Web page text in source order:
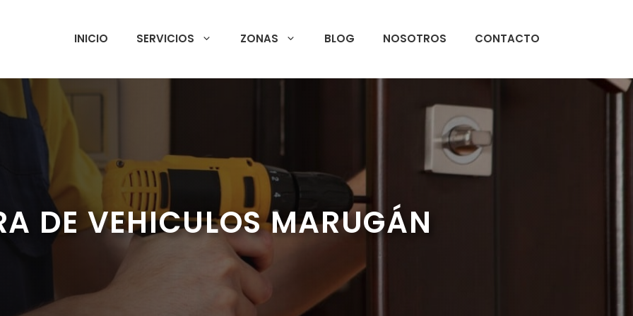
INICIO SERVICIOS ZONAS BLOG NOSOTROS CONTACTO
DE VEHICULOS MARUGÁN